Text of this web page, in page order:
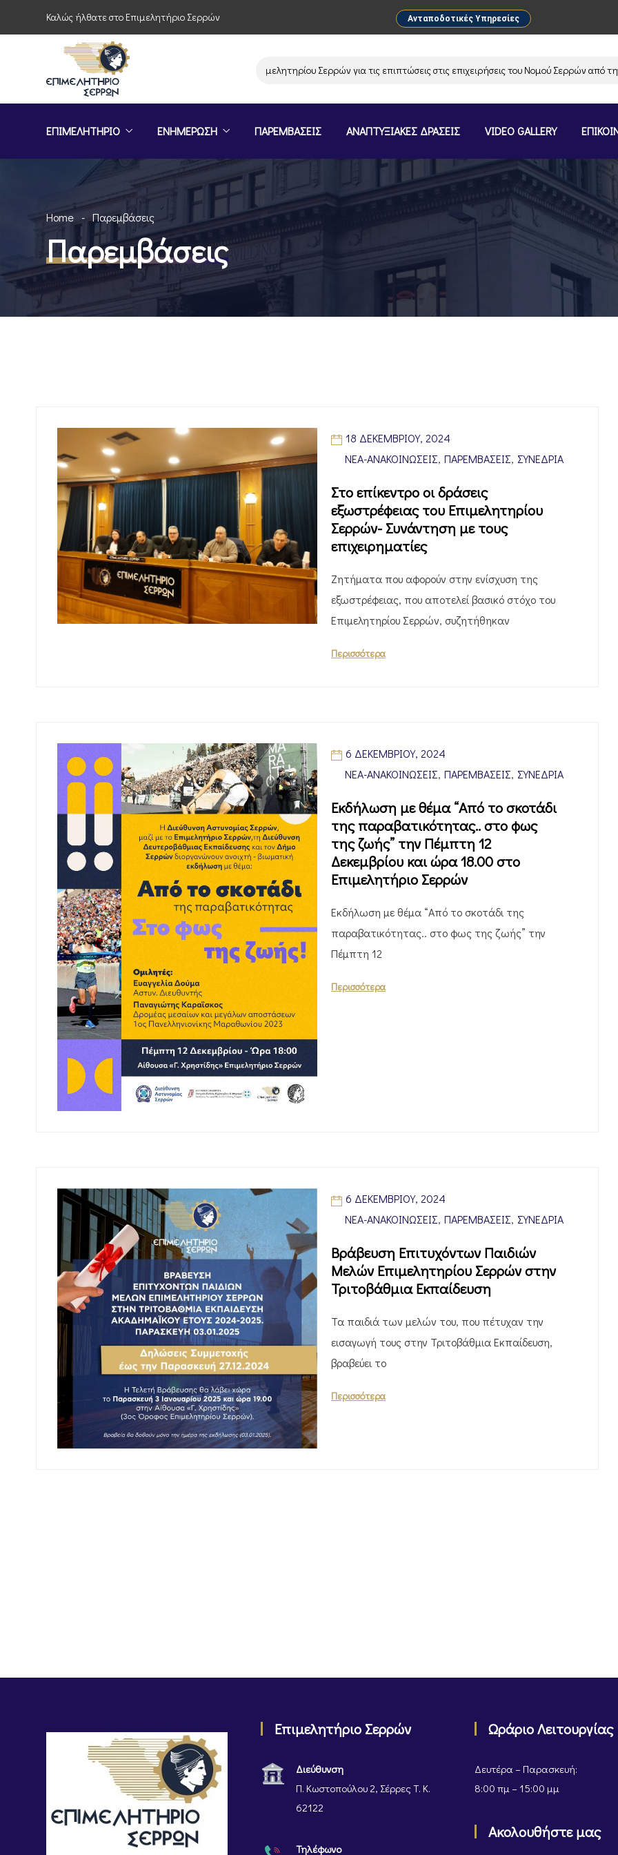
Καλώς ήλθατε στο Επιμελητήριο Σερρών Ανταποδοτικές Υπηρεσίες
Παρέμβαση του Επιμελητηρίου Σερρών για τις επιπτώσεις στις επιχειρήσεις του Νομού Σερρών από την
ΕΠΙΜΕΛΗΤΗΡΙΟ ΕΝΗΜΕΡΩΣΗ ΠΑΡΕΜΒΑΣΕΙΣ ΑΝΑΠΤΥΞΙΑΚΕΣ ΔΡΑΣΕΙΣ VIDEO GALLERY
Home Παρεμβάσεις
Παρεμβάσεις
18 ΔΕΚΕΜΒΡΊΟΥ, 2024
ΝΈΑ-ΑΝΑΚΟΙΝΏΣΕΙΣ, ΠΑΡΕΜΒΆΣΕΙΣ, ΣΥΝΈΔΡΙΑ
Στο επίκεντρο οι δράσεις
εξωστρέφειας του Επιμελητηρίου
Σερρών- Συνάντηση με τους
επιχειρηματίες
Ζητήματα που αφορούν στην ενίσχυση της
εξωστρέφειας, που αποτελεί βασικό στόχο του
Επιμελητηρίου Σερρών, συζητήθηκαν
Περισσότερα
6 ΔΕΚΕΜΒΡΊΟΥ, 2024
ΝΈΑ-ΑΝΑΚΟΙΝΏΣΕΙΣ, ΠΑΡΕΜΒΆΣΕΙΣ, ΣΥΝΈΔΡΙΑ
Εκδήλωση με θέμα “Από το σκοτάδι
της παραβατικότητας.. στο φως
της ζωής” την Πέμπτη 12
Δεκεμβρίου και ώρα 18.00 στο
Επιμελητήριο Σερρών
Εκδήλωση με θέμα “Από το σκοτάδι της
παραβατικότητας.. στο φως της ζωής” την
Πέμπτη 12
Περισσότερα
6 ΔΕΚΕΜΒΡΊΟΥ, 2024
ΝΈΑ-ΑΝΑΚΟΙΝΏΣΕΙΣ, ΠΑΡΕΜΒΆΣΕΙΣ, ΣΥΝΈΔΡΙΑ
Βράβευση Επιτυχόντων Παιδιών
Μελών Επιμελητηρίου Σερρών στην
Τριτοβάθμια Εκπαίδευση
Τα παιδιά των μελών του, που πέτυχαν την
εισαγωγή τους στην Τριτοβάθμια Εκπαίδευση,
βραβεύει το
Περισσότερα
Επιμελητήριο Σερρών
Διεύθυνση
Π. Κωστοπούλου 2, Σέρρες Τ. Κ.
62122
Τηλέφωνο
Ωράριο Λειτουργίας
Δευτέρα – Παρασκευή:
8:00 πμ – 15:00 μμ
Ακολουθήστε μας